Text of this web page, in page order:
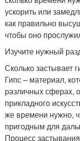
ускорить или
как правильно
чтобы оно
Изучите нужный
Сколько застывает
Гипс – материал,
различных сферах,
прикладного
же времени нужно,
пригодным для
Процесс